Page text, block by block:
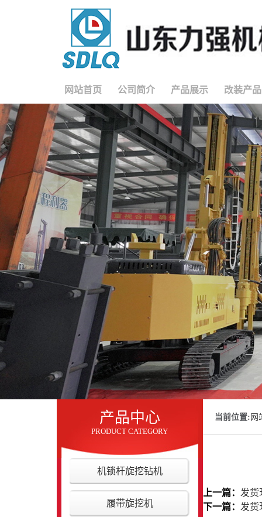
网站首页 公司简介 产品展示 改装产品
产品中心
PRODUCT CATEGORY
机锁杆旋挖钻机
履带旋挖机
当前位置: 网
上一篇： 发货
下一篇： 发货